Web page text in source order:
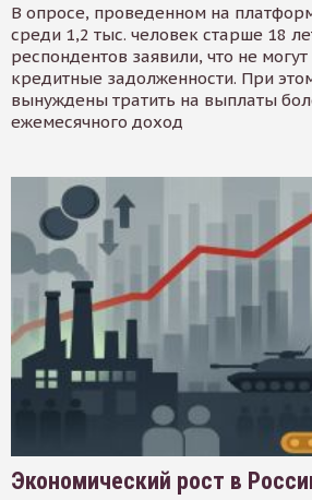
В опросе, проведенном на
среди 1,2 тыс. человек старше 18
респондентов заявили, что не
кредитные задолженности. При
вынуждены тратить на выплаты
ежемесячного доход
Экономический рост в